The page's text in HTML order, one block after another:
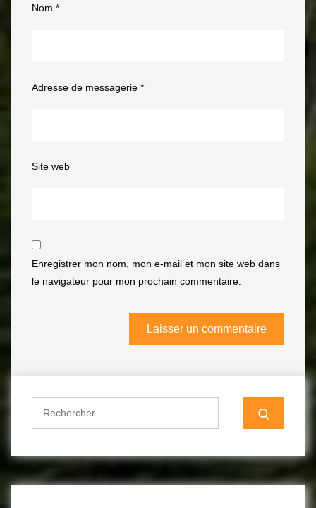
Nom *
Adresse de messagerie *
Site web
Enregistrer mon nom, mon e-mail et mon site web dans
le navigateur pour mon prochain commentaire.